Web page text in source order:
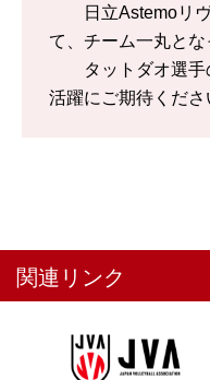
日立Astemoリヴ
て、チーム一丸とな
タットダオ選手
活躍にご期待くださ
関連リンク